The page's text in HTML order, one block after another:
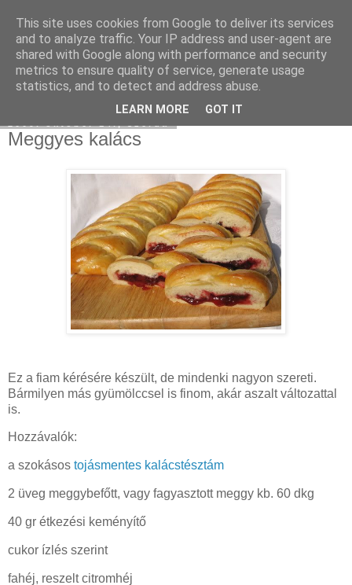
Moha Konyha
Meggyes kalács
Ez a fiam kérésére készült, de mindenki nagyon szereti.
Bármilyen más gyümölccsel is finom, akár aszalt változattal
is.
Hozzávalók:
a szokásos tojásmentes kalácstésztám
2 üveg meggybefőtt, vagy fagyasztott meggy kb. 60 dkg
40 gr étkezési keményítő
cukor ízlés szerint
fahéj, reszelt citromhéj
This site uses cookies from Google to deliver its services
and to analyze traffic. Your IP address and user-agent are
shared with Google along with performance and security
metrics to ensure quality of service, generate usage
statistics, and to detect and address abuse.
LEARN MORE GOT IT